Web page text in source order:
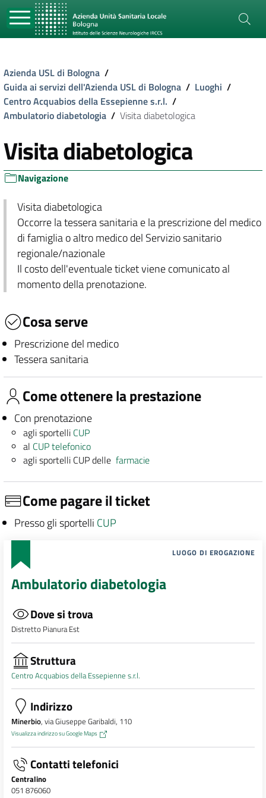
Azienda USL di Bologna /
Guida ai servizi dell'Azienda USL di Bologna / Luoghi /
Centro Acquabios della Essepienne s.r.l. /
Ambulatorio diabetologia / Visita diabetologica
Visita diabetologica
Navigazione
Visita diabetologica
Occorre la tessera sanitaria e la prescrizione del medico
di famiglia o altro medico del Servizio sanitario
regionale/nazionale
Il costo dell'eventuale ticket viene comunicato al
momento della prenotazione.
Cosa serve
Prescrizione del medico
Tessera sanitaria
Come ottenere la prestazione
Con prenotazione
agli sportelli CUP
al CUP telefonico
agli sportelli CUP dellefarmacie
Come pagare il ticket
Presso gli sportelli CUP
LUOGO DI EROGAZIONE
Ambulatorio diabetologia
Dove si trova
Distretto Pianura Est
Struttura
Centro Acquabios della Essepienne s.r.l.
Indirizzo
Minerbio, via Giuseppe Garibaldi, 110
Visualizza indirizzo su Google Maps
Contatti telefonici
Centralino
051 876060